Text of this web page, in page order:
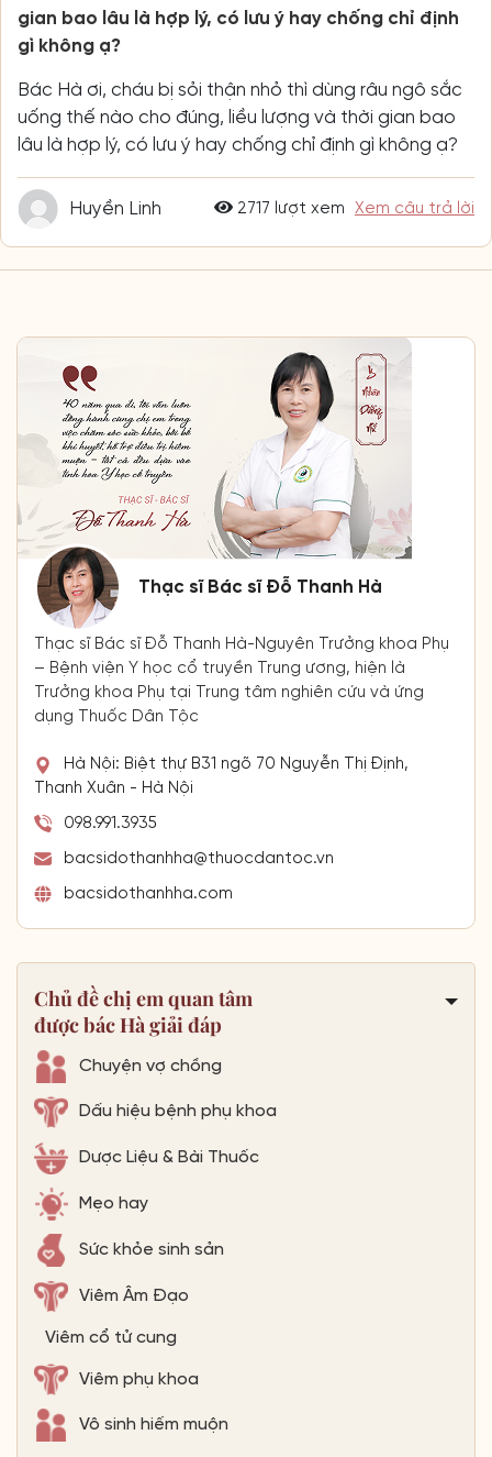
gian bao lâu là hợp lý, có lưu ý hay chống chỉ định
gì không ạ?
Bác Hà ơi, cháu bị sỏi thận nhỏ thì dùng râu ngô sắc
uống thế nào cho đúng, liều lượng và thời gian bao
lâu là hợp lý, có lưu ý hay chống chỉ định gì không ạ?
Huyền Linh 2717 lượt xem Xem câu trả lời
Thạc sĩ Bác sĩ Đỗ Thanh Hà
Thạc sĩ Bác sĩ Đỗ Thanh Hà-Nguyên Trưởng khoa Phụ
– Bệnh viện Y học cổ truyền Trung ương, hiện là
Trưởng khoa Phụ tại Trung tâm nghiên cứu và ứng
dụng Thuốc Dân Tộc
Hà Nội: Biệt thự B31 ngõ 70 Nguyễn Thị Định,
Thanh Xuân - Hà Nội
098.991.3935
bacsidothanhha@thuocdantoc.vn
bacsidothanhha.com
Chủ đề chị em quan tâm
được bác Hà giải đáp
Chuyện vợ chồng
Dấu hiệu bệnh phụ khoa
Dược Liệu & Bài Thuốc
Mẹo hay
Sức khỏe sinh sản
Viêm Âm Đạo
Viêm cổ tử cung
Viêm phụ khoa
Vô sinh hiếm muộn